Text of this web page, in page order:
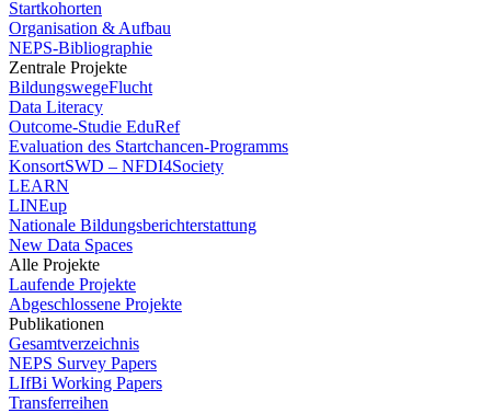
Startkohorten
Organisation & Aufbau
NEPS-Bibliographie
Zentrale Projekte
BildungswegeFlucht
Data Literacy
Outcome-Studie EduRef
Evaluation des Startchancen-Programms
KonsortSWD – NFDI4Society
LEARN
LINEup
Nationale Bildungsberichterstattung
New Data Spaces
Alle Projekte
Laufende Projekte
Abgeschlossene Projekte
Publikationen
Gesamtverzeichnis
NEPS Survey Papers
LIfBi Working Papers
Transferreihen